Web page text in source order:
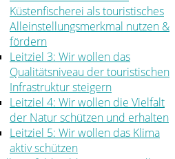
Küstenfischerei als touristisches
Alleinstellungsmerkmal nutzen &
fördern
Leitziel 3: Wir wollen das
Qualitätsniveau der touristischen
Infrastruktur steigern
Leitziel 4: Wir wollen die Vielfalt
der Natur schützen und erhalten
Leitziel 5: Wir wollen das Klima
aktiv schützen